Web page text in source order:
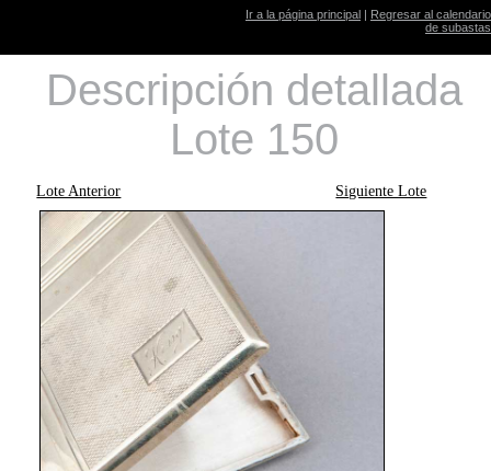
Ir a la página principal | Regresar al calendario
de subastas
Descripción detallada
Lote 150
Lote Anterior Siguiente Lote